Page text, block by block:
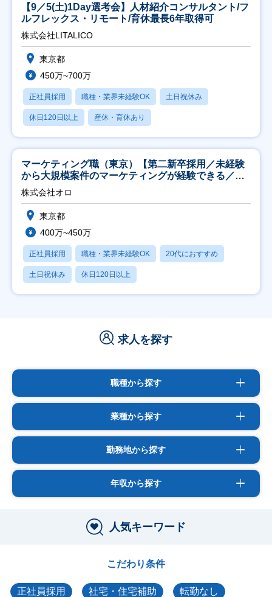
【9／5(土)1Day選考会】人材紹介コンサルタント/フ
ルフレックス・リモート/育休最長6年取得可
株式会社LITALICO
東京都
450万~700万
正社員採用 職種・業界未経験OK 土日祝休み
休日120日以上 産休・育休あり
マーケティング職（東京）【第二新卒採用／未経験
から大規模案件のマーケティングが経験できる／研
修充実】
株式会社オロ
東京都
400万~450万
正社員採用 職種・業界未経験OK 20代におすすめ
土日祝休み 休日120日以上
求人を探す
職種から探す
業種から探す
勤務地から探す
年収から探す
人気キーワード
こだわり条件
正社員採用 社宅・住宅補助 転勤なし